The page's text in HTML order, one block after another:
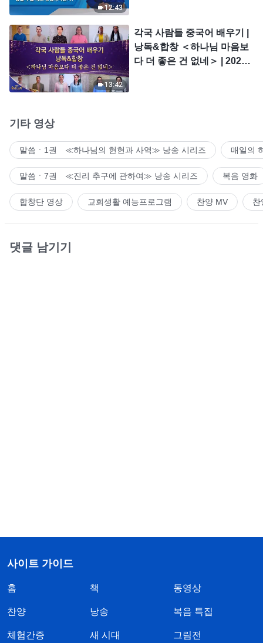
12:43
13:42
각국 사람들 중국어 배우기 |
낭독&합창 ＜하나님 마음보
다 더 좋은 건 없네＞ | 2026
기타 영상
말씀ㆍ1권 ≪하나님의 현현과 사역≫ 낭송 시리즈 매일의
말씀ㆍ7권 ≪진리 추구에 관하여≫ 낭송 시리즈 복음 영화
합창단 영상 교회생활 예능프로그램 찬양 MV 찬
댓글 남기기
사이트 가이드
홈 책 동영상
찬양 낭송 복음 특집
체험간증 새 시대 그림전